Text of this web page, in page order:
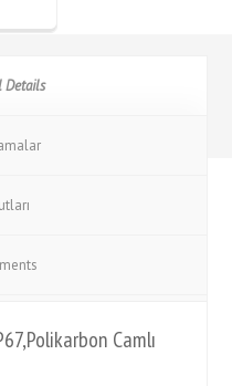
Details
Camlı